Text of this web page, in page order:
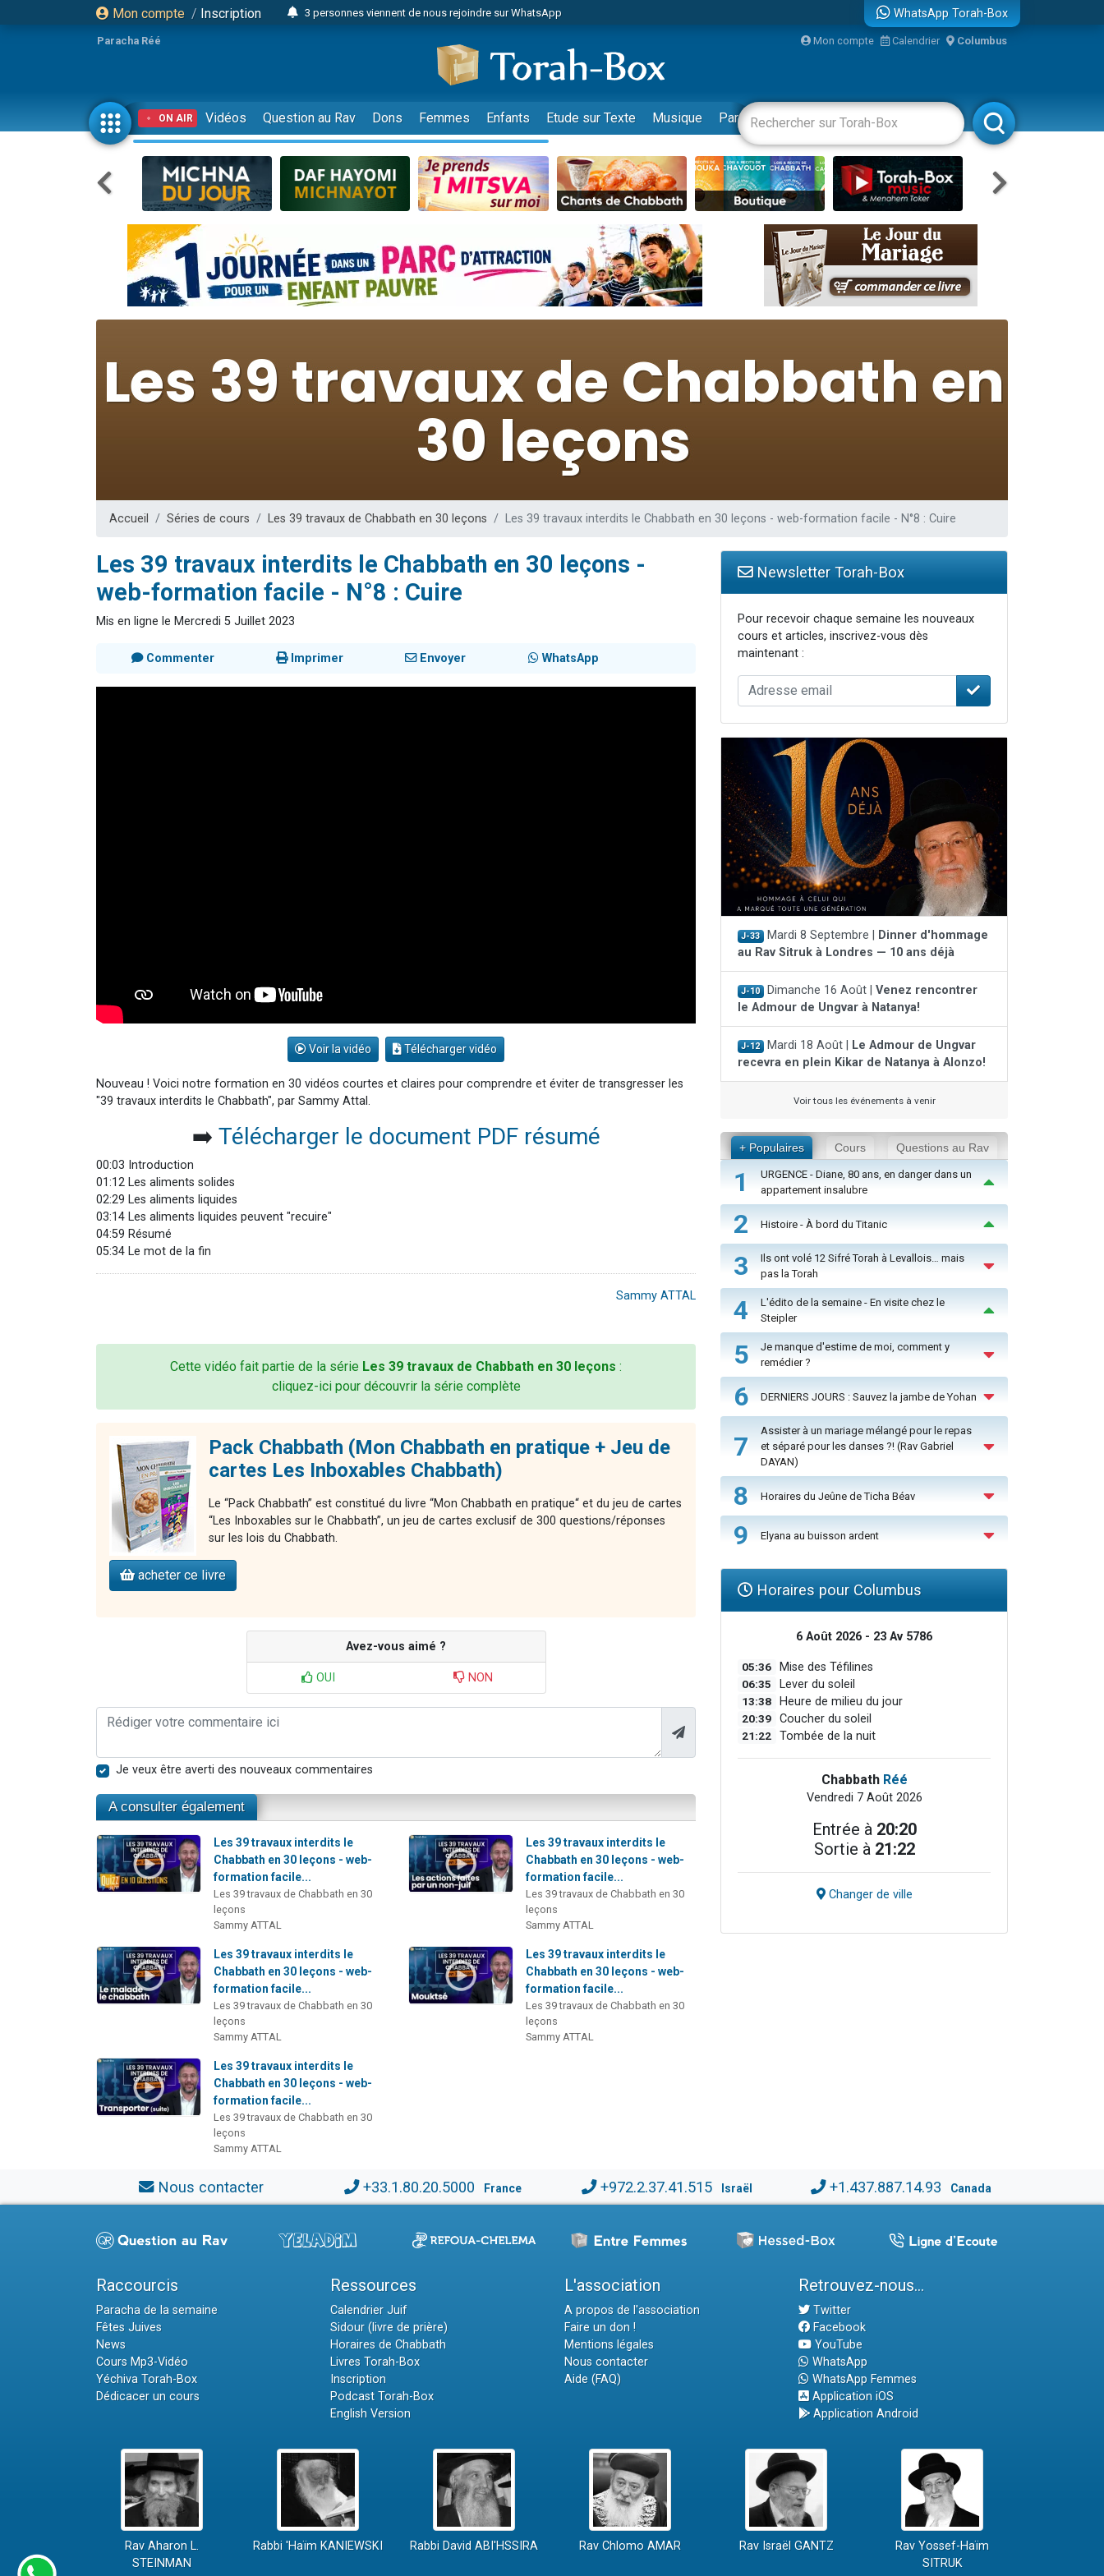
Mon compte / Inscription
3 personnes viennent de nous rejoindre sur WhatsApp
3 personnes viennent de faire un don pour 5 jours de vacances aux Orphelins
3 personnes viennent de faire un don pour Diane, 80 ans, dans un appartement insalubre
2 personnes viennent de nous rejoindre sur WhatsApp
13 personnes viennent de demander une bénédiction
30 personnes viennent de faire un don pour Sauvez la jambe de Yohan
Il reste 49 places pour étudier en groupe sur Zoom
12 nouvelles musiques dans Torah-Box Music
2 personnes viennent de nous rejoindre sur WhatsApp
2 nouvelles musiques dans Torah-Box Music
3 personnes viennent de nous rejoindre sur WhatsApp
Nouvelle émission radio : Visions de grandeur n°104 : Le Chabbath et le Birkat Hamazone à travers le temps
61 personnes viennent de demander une bénédiction
Il reste 49 places pour étudier en groupe sur Zoom
Ariel vient de donner son Maasser
Nathaniel vient de donner son Maasser
WhatsApp Torah-Box
Paracha Réé Mon compte Calendrier Columbus
ON AIR Vidéos Question au Rav Dons Femmes Enfants Etude sur Texte Musique Paracha Divertissements Livres Rabbanim
Accueil Séries de cours Les 39 travaux de Chabbath en 30 leçons Les 39 travaux interdits le Chabbath en 30 leçons - web-formation facile - N°8 : Cuire
Les 39 travaux interdits le Chabbath en 30 leçons -
web-formation facile - N°8 : Cuire
Mis en ligne le Mercredi 5 Juillet 2023
Commenter Imprimer Envoyer WhatsApp
Voir la vidéo Télécharger vidéo
Nouveau ! Voici notre formation en 30 vidéos courtes et claires pour comprendre et éviter de transgresser les
"39 travaux interdits le Chabbath", par Sammy Attal.
➡️ Télécharger le document PDF résumé
00:03 Introduction
01:12 Les aliments solides
02:29 Les aliments liquides
03:14 Les aliments liquides peuvent "recuire"
04:59 Résumé
05:34 Le mot de la fin
Sammy ATTAL
Cette vidéo fait partie de la série Les 39 travaux de Chabbath en 30 leçons :
cliquez-ici pour découvrir la série complète
Pack Chabbath (Mon Chabbath en pratique + Jeu de
cartes Les Inboxables Chabbath)
Le “Pack Chabbath” est constitué du livre “Mon Chabbath en pratique“ et du jeu de cartes
“Les Inboxables sur le Chabbath”, un jeu de cartes exclusif de 300 questions/réponses
sur les lois du Chabbath.
acheter ce livre
Avez-vous aimé ?
OUI NON
Je veux être averti des nouveaux commentaires
A consulter également
Les 39 travaux interdits le
Chabbath en 30 leçons - web-
formation facile...
Les 39 travaux de Chabbath en 30
leçons
Sammy ATTAL
Les 39 travaux interdits le
Chabbath en 30 leçons - web-
formation facile...
Les 39 travaux de Chabbath en 30
leçons
Sammy ATTAL
Les 39 travaux interdits le
Chabbath en 30 leçons - web-
formation facile...
Les 39 travaux de Chabbath en 30
leçons
Sammy ATTAL
Les 39 travaux interdits le
Chabbath en 30 leçons - web-
formation facile...
Les 39 travaux de Chabbath en 30
leçons
Sammy ATTAL
Les 39 travaux interdits le
Chabbath en 30 leçons - web-
formation facile...
Les 39 travaux de Chabbath en 30
leçons
Sammy ATTAL
Newsletter Torah-Box
Pour recevoir chaque semaine les nouveaux
cours et articles, inscrivez-vous dès
maintenant :
J-33 Mardi 8 Septembre |
Dinner d'hommage
au Rav Sitruk à Londres — 10 ans déjà
J-10 Dimanche 16 Août | Venez rencontrer
le Admour de Ungvar à Natanya!
J-12 Mardi 18 Août |
Le Admour de Ungvar
recevra en plein Kikar de Natanya à Alonzo!
Voir tous les événements à venir
+ Populaires Cours Questions au Rav
1
URGENCE - Diane, 80 ans, en danger dans un
appartement insalubre
2 Histoire - À bord du Titanic
3
Ils ont volé 12 Sifré Torah à Levallois… mais
pas la Torah
4
L'édito de la semaine - En visite chez le
Steipler
5
Je manque d'estime de moi, comment y
remédier ?
6 DERNIERS JOURS : Sauvez la jambe de Yohan
7
Assister à un mariage mélangé pour le repas
et séparé pour les danses ?! (Rav Gabriel
DAYAN)
8 Horaires du Jeûne de Ticha Béav
9 Elyana au buisson ardent
Horaires pour Columbus
6 Août 2026 - 23 Av 5786
05:36 Mise des Téfilines
06:35 Lever du soleil
13:38 Heure de milieu du jour
20:39 Coucher du soleil
21:22 Tombée de la nuit
Chabbath Réé
Vendredi 7 Août 2026
Entrée à 20:20
Sortie à 21:22
Changer de ville
Nous contacter +33.1.80.20.5000 France +972.2.37.41.515 Israël +1.437.887.14.93 Canada
Raccourcis
Paracha de la semaine
Fêtes Juives
News
Cours Mp3-Vidéo
Yéchiva Torah-Box
Dédicacer un cours
Ressources
Calendrier Juif
Sidour (livre de prière)
Horaires de Chabbath
Livres Torah-Box
Inscription
Podcast Torah-Box
English Version
L'association
A propos de l'association
Faire un don !
Mentions légales
Nous contacter
Aide (FAQ)
Retrouvez-nous...
Twitter
Facebook
YouTube
WhatsApp
WhatsApp Femmes
Application iOS
Application Android
Rav Aharon L.
STEINMAN
Rabbi 'Haïm KANIEWSKI Rabbi David ABI'HSSIRA Rav Chlomo AMAR Rav Israël GANTZ
Rav Yossef-Haïm
SITRUK